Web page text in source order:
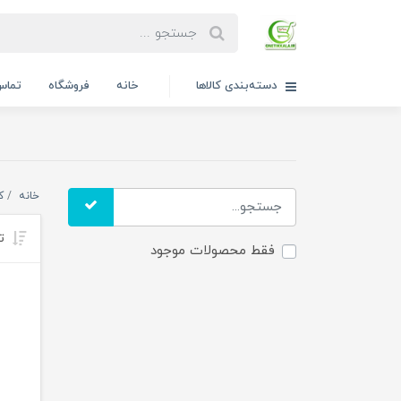
دسته‌بندی کالاها خانه فروشگاه
فقط محصولات موجود
خانه